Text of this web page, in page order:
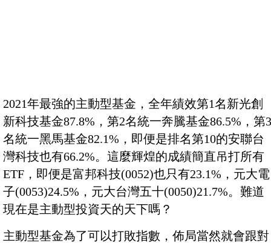
2021年最強的主動型基金，全年績效第1名新光創
新科技基金87.8%，第2名統一奔騰基金86.5%，第3
名統一黑馬基金82.1%，即便是排名第10的安聯台
灣科技也有66.2%。這麼輝煌的成績簡直吊打所有
ETF，即便是富邦科技(0052)也只有23.1%，元大電
子(0053)24.5%，元大台灣五十(0050)21.7%。難道
現在是主動型投資天的天下嗎？
主動型基金為了可以打敗指數，佈局當然就會跟對